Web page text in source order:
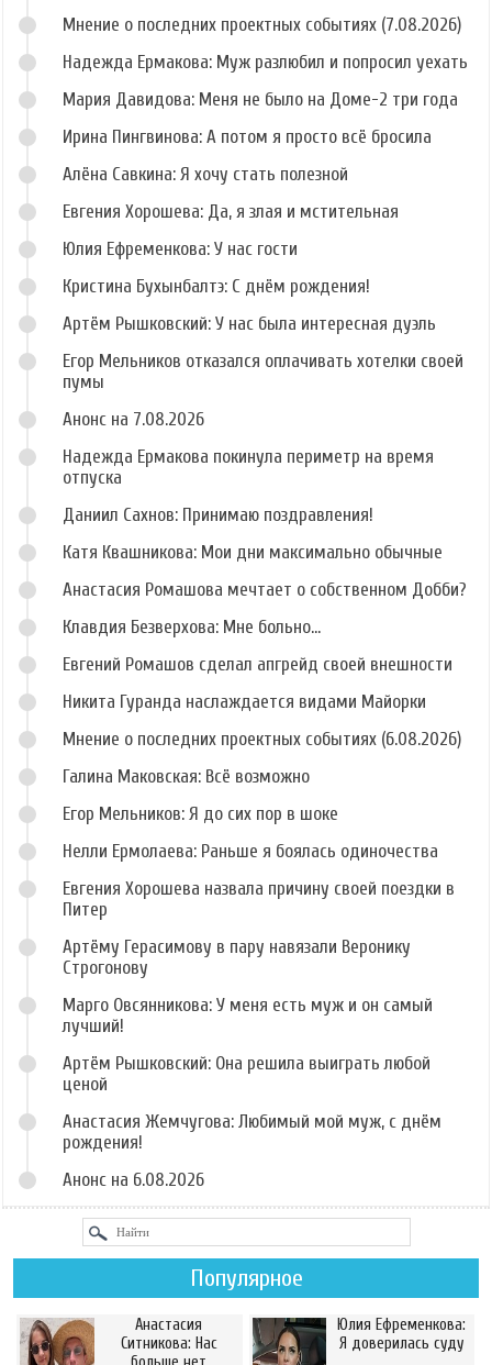
Мнение о последних проектных событиях (7.08.2026)
Надежда Ермакова: Муж разлюбил и попросил уехать
Мария Давидова: Меня не было на Доме-2 три года
Ирина Пингвинова: А потом я просто всё бросила
Алёна Савкина: Я хочу стать полезной
Евгения Хорошева: Да, я злая и мстительная
Юлия Ефременкова: У нас гости
Кристина Бухынбалтэ: С днём рождения!
Артём Рышковский: У нас была интересная дуэль
Егор Мельников отказался оплачивать хотелки своей
пумы
Анонс на 7.08.2026
Надежда Ермакова покинула периметр на время
отпуска
Даниил Сахнов: Принимаю поздравления!
Катя Квашникова: Мои дни максимально обычные
Анастасия Ромашова мечтает о собственном Добби?
Клавдия Безверхова: Мне больно...
Евгений Ромашов сделал апгрейд своей внешности
Никита Гуранда наслаждается видами Майорки
Мнение о последних проектных событиях (6.08.2026)
Галина Маковская: Всё возможно
Егор Мельников: Я до сих пор в шоке
Нелли Ермолаева: Раньше я боялась одиночества
Евгения Хорошева назвала причину своей поездки в
Питер
Артёму Герасимову в пару навязали Веронику
Строгонову
Марго Овсянникова: У меня есть муж и он самый
лучший!
Артём Рышковский: Она решила выиграть любой
ценой
Анастасия Жемчугова: Любимый мой муж, с днём
рождения!
Анонс на 6.08.2026
Популярное
Анастасия
Ситникова: Нас
Юлия Ефременкова:
Я доверилась суду